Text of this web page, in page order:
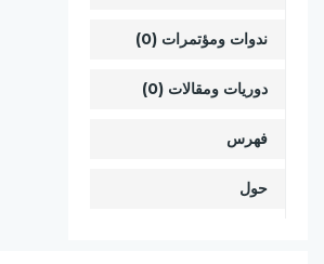
ندوات ومؤتمرات (0)
دوريات ومقالات (0)
فهرس
حول